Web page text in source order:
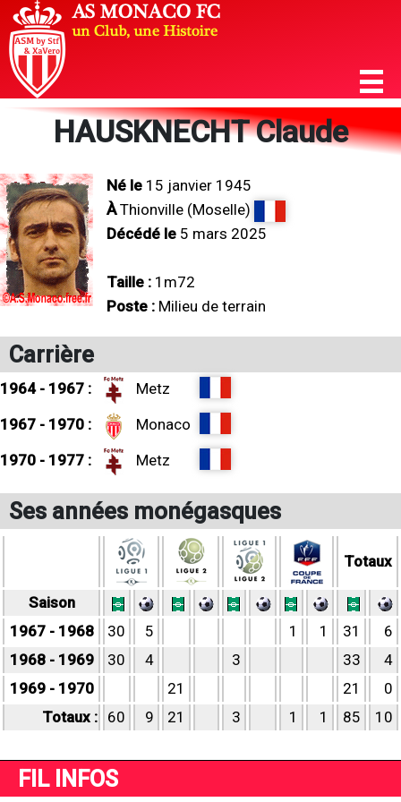
HAUSKNECHT Claude
Né le 15 janvier 1945
ÀThionville (Moselle)
Décédé le 5 mars 2025
Taille : 1m72
Poste : Milieu de terrain
Carrière
1964 - 1967 :
Metz
1967 - 1970 :
Monaco
1970 - 1977 :
Metz
Ses années monégasques
Totaux
Saison
1967 - 1968
30 5 1 1 31
6
1968 - 1969
30 4 3 33
4
1969 - 1970
21 21
0
Totaux : 60 9 21 3 1 1 85 10
FIL INFOS